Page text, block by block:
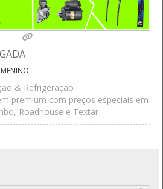
& Refrigeração
premium com preços especiais em
Roadhouse e Textar